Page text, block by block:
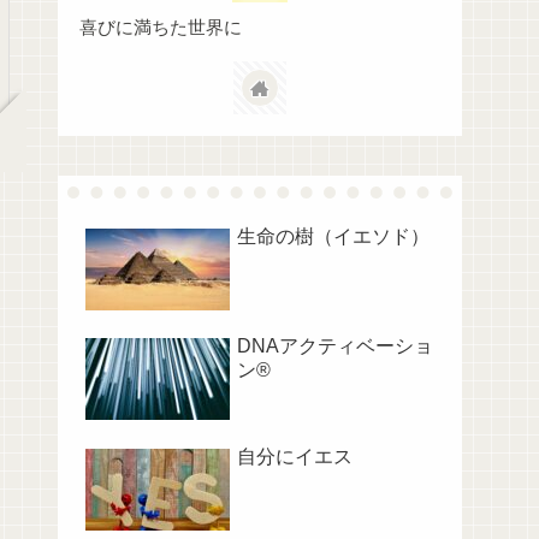
喜びに満ちた世界に
生命の樹（イエソド）
DNAアクティベーショ
ン®︎
自分にイエス